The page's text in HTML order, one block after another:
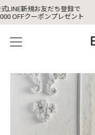
LINE新規お友だち登録で
OFFクーポンプレゼント